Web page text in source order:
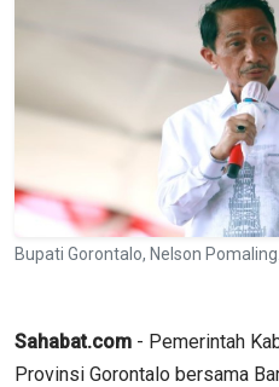
Bupati Gorontalo, Nelson
Sahabat.com - Pemerintah
Provinsi Gorontalo bersama